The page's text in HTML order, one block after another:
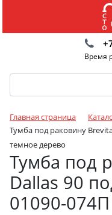
Время
Главная страница
Тумба под раковину
темное дерево
Тумба под
Dallas 90
01090-